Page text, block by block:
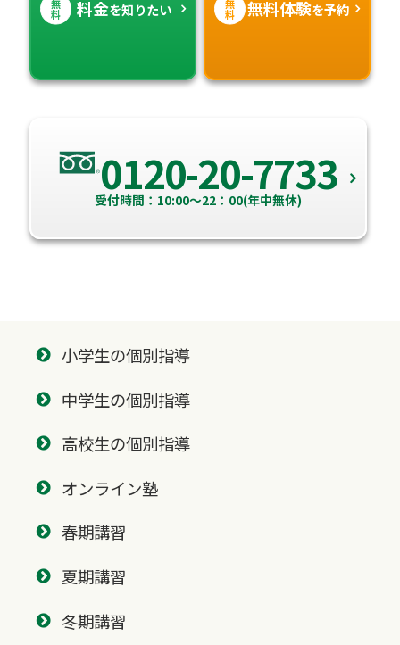
無
料 料金を知りたい 無
料 無料体験を予約
0120-20-7733
受付時間：10:00～22：00(年中無休)
小学生の個別指導
中学生の個別指導
高校生の個別指導
オンライン塾
春期講習
夏期講習
冬期講習